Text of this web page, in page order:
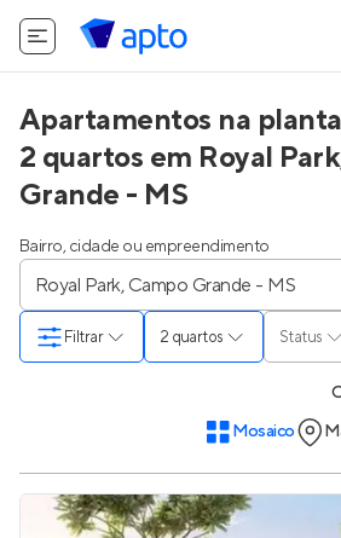
Apartamentos na
2 quartos em Royal
Grande - MS
Bairro, cidade ou empreendimento
2 quartos Status
Filtrar
Mosaico